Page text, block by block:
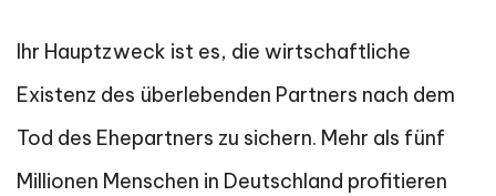
Ihr Hauptzweck ist es, die wirtschaftliche
Existenz des überlebenden Partners nach dem
Tod des Ehepartners zu sichern. Mehr als fünf
Millionen Menschen in Deutschland profitieren